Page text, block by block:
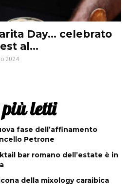
Day… celebrato
al...
2024
letti
fase dell’affinamento
Petrone
bar romano dell’estate è in
della mixology caraibica